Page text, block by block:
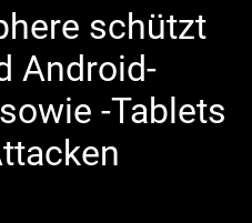
schützt
Android-
-Tablets